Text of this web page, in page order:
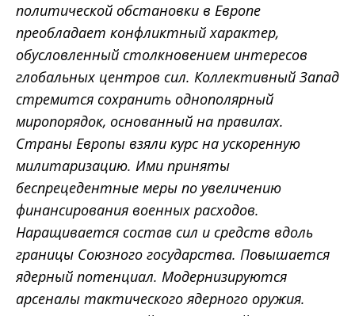
политической обстановки в Европе
преобладает конфликтный характер,
обусловленный столкновением интересов
глобальных центров сил. Коллективный Запад
стремится сохранить однополярный
миропорядок, основанный на правилах.
Страны Европы взяли курс на ускоренную
милитаризацию. Ими приняты
беспрецедентные меры по увеличению
финансирования военных расходов.
Наращивается состав сил и средств вдоль
границы Союзного государства. Повышается
ядерный потенциал. Модернизируются
арсеналы тактического ядерного оружия.